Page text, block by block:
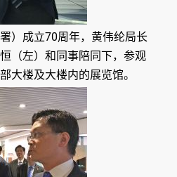
）成立70周年，黄伟纶局长
（左）和同事陪同下，参观
大楼及大楼内的展览馆。